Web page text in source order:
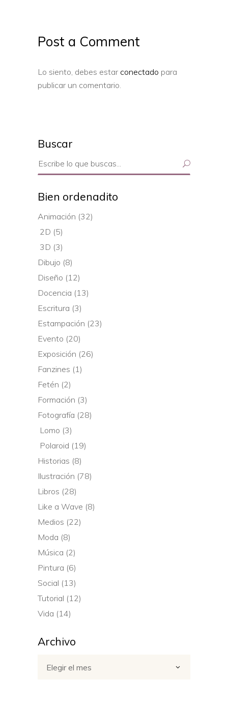
Post a Comment
Lo siento, debes estar conectado para
publicar un comentario.
Buscar
Search
for:
Bien ordenadito
Animación (32)
2D (5)
3D (3)
Dibujo (8)
Diseño (12)
Docencia (13)
Escritura (3)
Estampación (23)
Evento (20)
Exposición (26)
Fanzines (1)
Fetén (2)
Formación (3)
Fotografía (28)
Lomo (3)
Polaroid (19)
Historias (8)
Ilustración (78)
Libros (28)
Like a Wave (8)
Medios (22)
Moda (8)
Música (2)
Pintura (6)
Social (13)
Tutorial (12)
Vida (14)
Archivo
Elegir el mes